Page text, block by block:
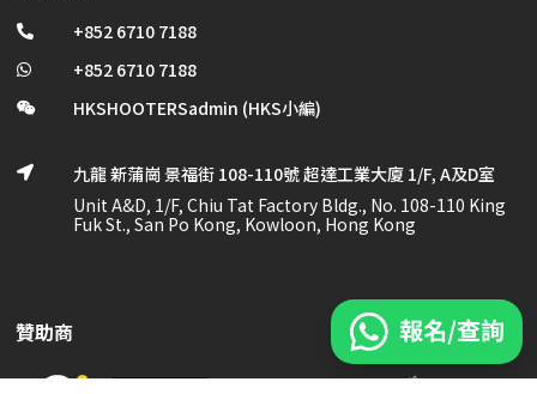
 +852 6710 7188
 +852 6710 7188
 HKSHOOTERSadmin (HKS小編)

九龍 新蒲崗 景福街 108-110號 超達工業大廈 1/F, A及D室
Unit A&D, 1/F, Chiu Tat Factory Bldg., No. 108-110 King
Fuk St., San Po Kong, Kowloon, Hong Kong
贊助商